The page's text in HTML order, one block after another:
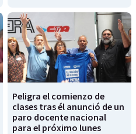
Peligra el comienzo de
clases tras él anunció de un
paro docente nacional
para el próximo lunes